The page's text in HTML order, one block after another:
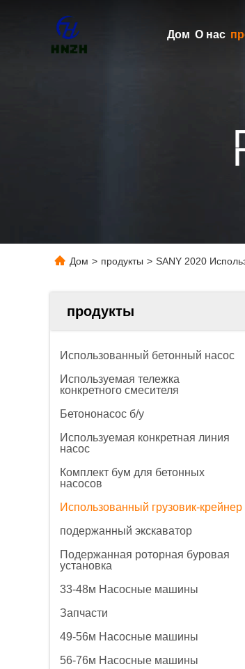
Дом О нас
Дом > продукты > SANY 2020
продукты
Использованный бетонный насос
Используемая тележка
конкретного смесителя
Бетононасос б/у
Используемая конкретная линия
насос
Комплект бум для бетонных
насосов
Использованный грузовик-крейнер
подержанный экскаватор
Подержанная роторная буровая
установка
33-48м Насосные машины
Запчасти
49-56м Насосные машины
56-76м Насосные машины